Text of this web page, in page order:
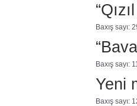
Baxış sayı:
Baxış sayı:
Yeni
Baxış sayı: